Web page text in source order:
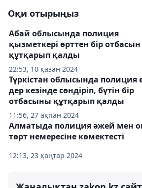
Оқи отырыңыз
22:53, 10 қазан 2024
Абай облысында полиция
қызметкері өрттен бір отбасын
құтқарып қалды
11:56, 27 ақпан 2024
Түркістан облысында полиция
дер кезінде сөндіріп, бүтін бір
отбасыны құтқарып қалды
12:13, 23 қаңтар 2024
Алматыда полиция әжей мен
төрт немересіне көмектесті